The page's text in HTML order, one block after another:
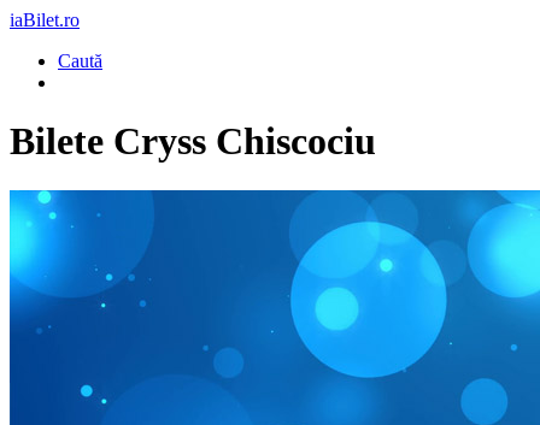
iaBilet.ro
Caută
Bilete Cryss Chiscociu